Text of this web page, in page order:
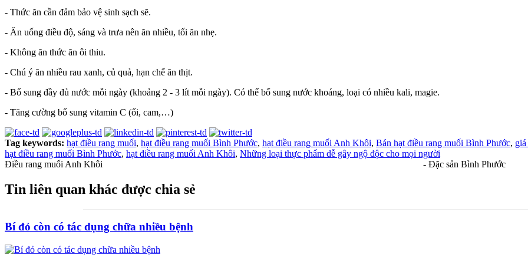
- Thức ăn cần đảm bảo vệ sinh sạch sẽ.
- Ăn uống điều độ, sáng và trưa nên ăn nhiều, tối ăn nhẹ.
- Không ăn thức ăn ôi thiu.
- Chú ý ăn nhiều rau xanh, củ quả, hạn chế ăn thịt.
- Bổ sung đầy đủ nước mỗi ngày (khoảng 2 - 3 lít mỗi ngày). Có thể bổ sung nước khoáng, loại có nhiều kali, magie.
- Tăng cường bổ sung vitamin C (ổi, cam,…)
Tag keywords: hạt điều rang muối, hạt điều rang muối Bình Phước, hạt điều rang muối Anh Khôi, Bán hạt điều rang muối Bình Phước,
hạt điều rang muối Bình Phước, hạt điều rang muối Anh Khôi, Những loại thực phẩm dễ gây ngộ độc cho mọi người
Điều rang muối Anh Khôi
- Đặc sản Bình Phước
Tin liên quan khác được chia sẻ
Bí đỏ còn có tác dụng chữa nhiều bệnh